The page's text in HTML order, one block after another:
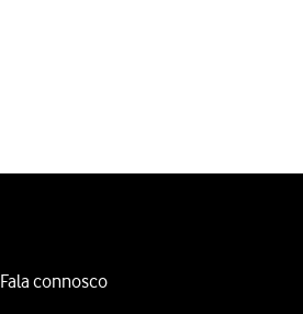
Fala connosco